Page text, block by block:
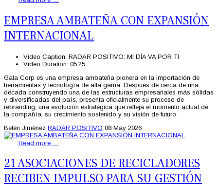
EMPRESA AMBATEÑA CON EXPANSIÓN
INTERNACIONAL
Video Caption: RADAR POSITIVO: MI DÍA VA POR TI
Video Duration: 05:25
Gala Corp es una empresa ambateña pionera en la importación de
herramientas y tecnología de alta gama. Después de cerca de una
década construyendo una de las estructuras empresariales más sólidas
y diversificadas del país, presenta oficialmente su proceso de
rebranding, una evolución estratégica que refleja el momento actual de
la compañía, su crecimiento sostenido y su visión de futuro.
Belén Jiménez RADAR POSITIVO 08 May 2026
Read more …
21 ASOCIACIONES DE RECICLADORES
RECIBEN IMPULSO PARA SU GESTIÓN